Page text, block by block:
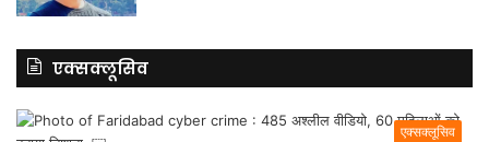
एक्सक्लूसिव
एक्सक्लूसिव